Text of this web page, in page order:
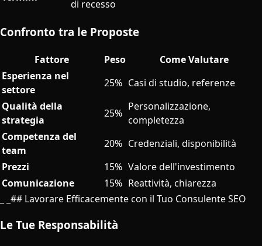
di recesso
Confronto tra le Proposte
Fattore Peso
Come Valutare
Esperienza nel
settore
25% Casi di studio, referenze
Qualità della
strategia
25%
Personalizzazione,
completezza
Competenza del
team
20% Credenziali, disponibilità
Prezzi
15% Valore dell'investimento
Comunicazione
15% Reattività, chiarezza
_ _## Lavorare Efficacemente con il Tuo Consulente SEO
Le Tue Responsabilità